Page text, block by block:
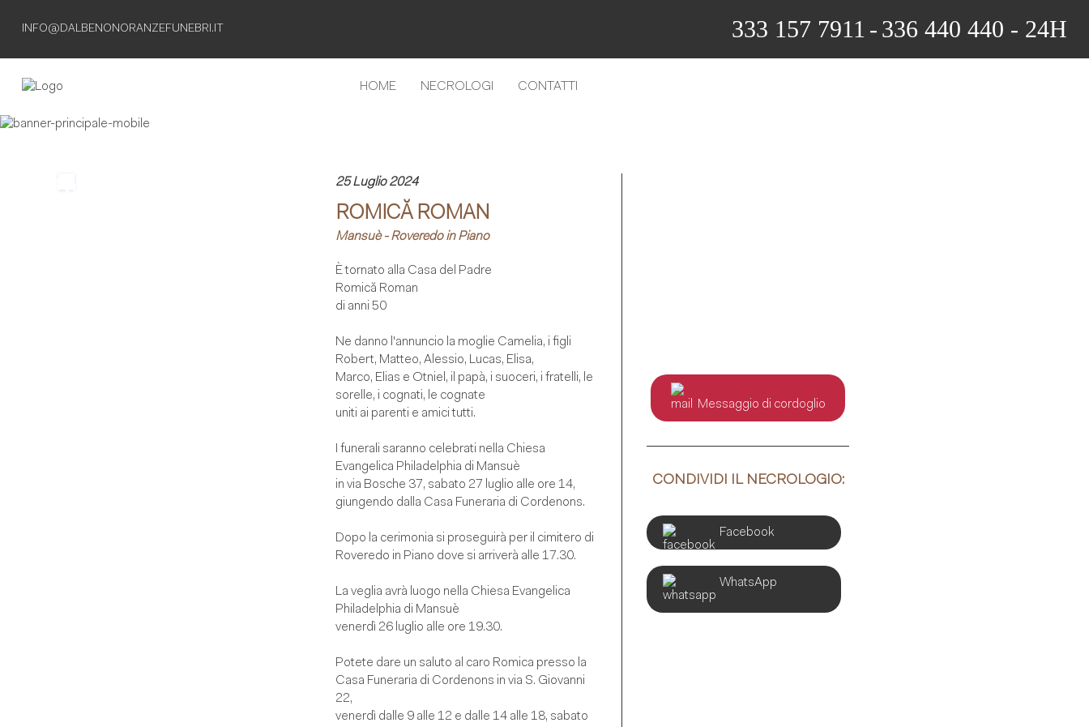
INFO@DALBENONORANZEFUNEBRI.IT 333 157 7911 - 336 440 440 - 24H
HOME NECROLOGI CONTATTI
25 Luglio 2024
ROMICĂ ROMAN
Mansuè - Roveredo in Piano
È tornato alla Casa del Padre
Romică Roman
di anni 50
Ne danno l'annuncio la moglie Camelia, i figli
Robert, Matteo, Alessio, Lucas, Elisa,
Marco, Elias e Otniel, il papà, i suoceri, i fratelli, le
sorelle, i cognati, le cognate
uniti ai parenti e amici tutti.
I funerali saranno celebrati nella Chiesa
Evangelica Philadelphia di Mansuè
in via Bosche 37, sabato 27 luglio alle ore 14,
giungendo dalla Casa Funeraria di Cordenons.
Dopo la cerimonia si proseguirà per il cimitero di
Roveredo in Piano dove si arriverà alle 17.30.
La veglia avrà luogo nella Chiesa Evangelica
Philadelphia di Mansuè
venerdì 26 luglio alle ore 19.30.
Potete dare un saluto al caro Romica presso la
Casa Funeraria di Cordenons in via S. Giovanni
22,
venerdì dalle 9 alle 12 e dalle 14 alle 18, sabato
Messaggio di cordoglio
CONDIVIDI IL NECROLOGIO:
Facebook
WhatsApp